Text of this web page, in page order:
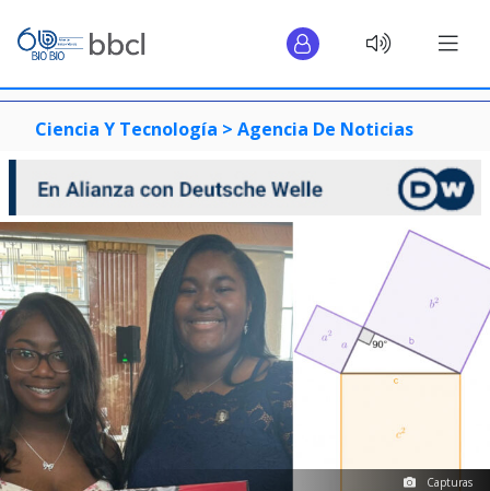
Ciencia Y Tecnología > Agencia De Noticias
Capturas